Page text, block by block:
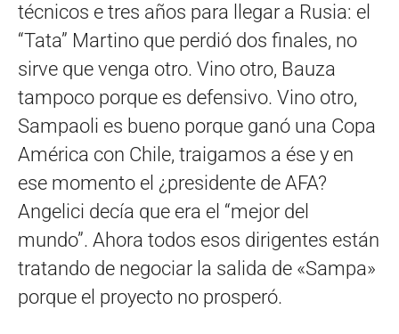
técnicos e tres años para llegar a Rusia: el
“Tata” Martino que perdió dos finales, no
sirve que venga otro. Vino otro, Bauza
tampoco porque es defensivo. Vino otro,
Sampaoli es bueno porque ganó una Copa
América con Chile, traigamos a ése y en
ese momento el ¿presidente de AFA?
Angelici decía que era el “mejor del
mundo”. Ahora todos esos dirigentes están
tratando de negociar la salida de «Sampa»
porque el proyecto no prosperó.